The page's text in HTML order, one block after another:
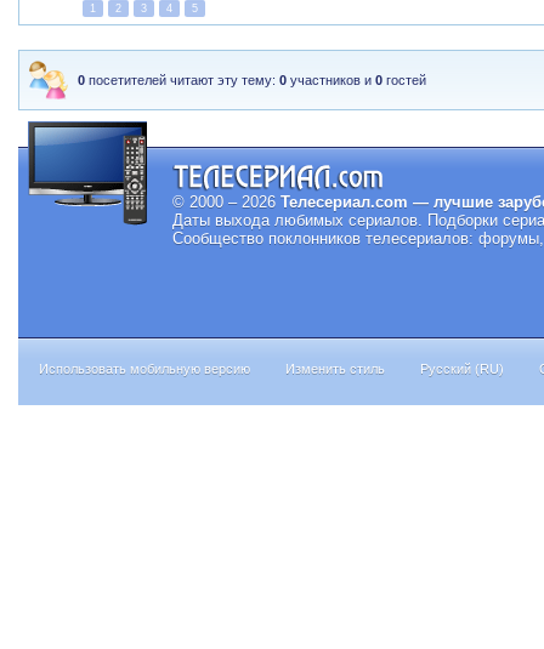
1 2 3 4 5
0 посетителей читают эту тему:0 участников и0 гостей
© 2000 – 2026 Телесериал.com — лучшие
Даты выхода любимых сериалов.
Подборки
Сообщество поклонников телесериалов:
Использовать мобильную версию Изменить стиль Русский (RU)